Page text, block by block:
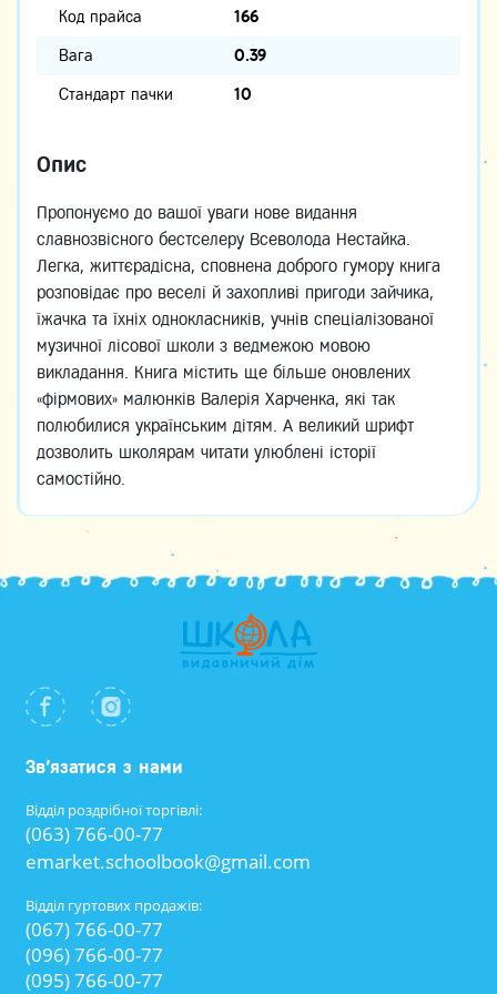
Код прайса 166
Вага 0.39
Стандарт пачки 10
Опис
Пропонуємо до вашої уваги нове видання
славнозвісного бестселеру Всеволода Нестайка.
Легка, життєрадісна, сповнена доброго гумору книга
розповідає про веселі й захопливі пригоди зайчика,
їжачка та їхніх однокласників, учнів спеціалізованої
музичної лісової школи з ведмежою мовою
викладання. Книга містить ще більше оновлених
«фірмових» малюнків Валерія Харченка, які так
полюбилися українським дітям. А великий шрифт
дозволить школярам читати улюблені історії
самостійно.
Зв’язатися з нами
Відділ роздрібної торгівлі:
(063) 766-00-77
emarket.schoolbook@gmail.com
Відділ гуртових продажів:
(067) 766-00-77
(096) 766-00-77
(095) 766-00-77